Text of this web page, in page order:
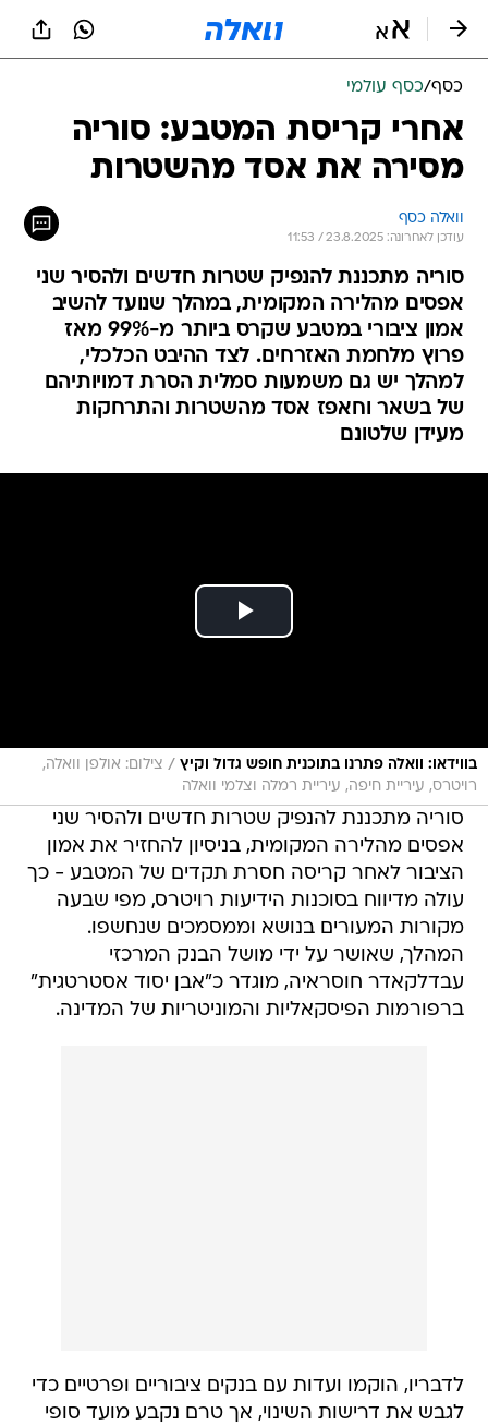
כסף/כסף עולמי
אחרי קריסת המטבע: סוריה
מסירה את אסד מהשטרות
וואלה כסף
עודכן לאחרונה: 23.8.2025 / 11:53
סוריה מתכננת להנפיק שטרות חדשים ולהסיר שני
אפסים מהלירה המקומית, במהלך שנועד להשיב
אמון ציבורי במטבע שקרס ביותר מ-99% מאז
פרוץ מלחמת האזרחים. לצד ההיבט הכלכלי,
למהלך יש גם משמעות סמלית הסרת דמויותיהם
של בשאר וחאפז אסד מהשטרות והתרחקות
מעידן שלטונם
בווידאו: וואלה פתרנו בתוכנית חופש גדול וקיץ / צילום: אולפן וואלה,
רויטרס, עיריית חיפה, עיריית רמלה וצלמי וואלה
סוריה מתכננת להנפיק שטרות חדשים ולהסיר שני
אפסים מהלירה המקומית, בניסיון להחזיר את אמון
הציבור לאחר קריסה חסרת תקדים של המטבע - כך
עולה מדיווח בסוכנות הידיעות רויטרס, מפי שבעה
מקורות המעורים בנושא וממסמכים שנחשפו.
המהלך, שאושר על ידי מושל הבנק המרכזי
עבדלקאדר חוסראיה, מוגדר כ"אבן יסוד אסטרטגית"
ברפורמות הפיסקאליות והמוניטריות של המדינה.
לדבריו, הוקמו ועדות עם בנקים ציבוריים ופרטיים כדי
לגבש את דרישות השינוי, אך טרם נקבע מועד סופי